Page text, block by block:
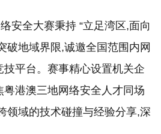
安全大赛秉持 “立足湾区,面向
破地域界限,诚邀全国范围内网
平台。赛事精心设置机关企
港澳三地网络安全人才同场
领域的技术碰撞与经验分享,深